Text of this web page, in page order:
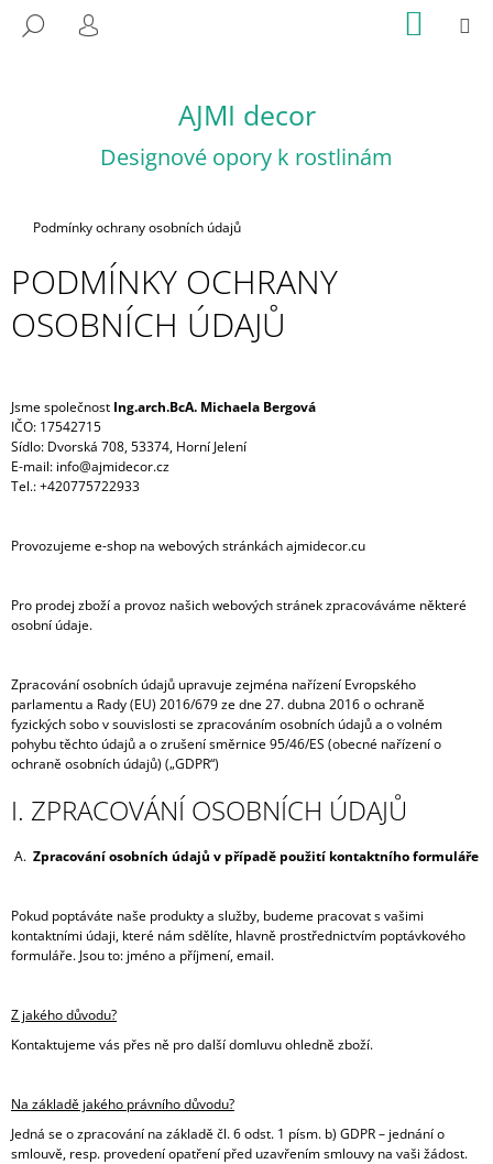
HLEDAT
PŘIHLÁŠENÍ KOŠÍK
AJMI decor
Designové opory k rostlinám
Domů
Podmínky ochrany osobních údajů
PODMÍNKY OCHRANY
OSOBNÍCH ÚDAJŮ
Jsme společnost Ing.arch.BcA. Michaela Bergová
IČO: 17542715
Sídlo: Dvorská 708, 53374, Horní Jelení
E-mail: info@ajmidecor.cz
Tel.: +420775722933
Provozujeme e-shop na webových stránkách ajmidecor.cu
Pro prodej zboží a provoz našich webových stránek zpracováváme některé
osobní údaje.
Zpracování osobních údajů upravuje zejména nařízení Evropského
parlamentu a Rady (EU) 2016/679 ze dne 27. dubna 2016 o ochraně
fyzických sobo v souvislosti se zpracováním osobních údajů a o volném
pohybu těchto údajů a o zrušení směrnice 95/46/ES (obecné nařízení o
ochraně osobních údajů) („GDPR“)
I. ZPRACOVÁNÍ OSOBNÍCH ÚDAJŮ
A. Zpracování osobních údajů v případě použití kontaktního formuláře
Pokud poptáváte naše produkty a služby, budeme pracovat s vašimi
kontaktními údaji, které nám sdělíte, hlavně prostřednictvím poptávkového
formuláře. Jsou to: jméno a příjmení, email.
Z jakého důvodu?
Kontaktujeme vás přes ně pro další domluvu ohledně zboží.
Na základě jakého právního důvodu?
Jedná se o zpracování na základě čl. 6 odst. 1 písm. b) GDPR – jednání o
smlouvě, resp. provedení opatření před uzavřením smlouvy na vaši žádost.
T
Ř
E
B
U
E
T
E
N
J
T
?
HLEDAT